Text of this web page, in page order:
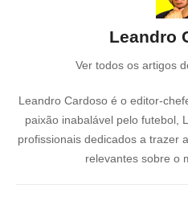
Leandro
Ver todos os artigos
Leandro Cardoso é o editor-
paixão inabalável pelo futebol,
profissionais dedicados a trazer
relevantes sobre o